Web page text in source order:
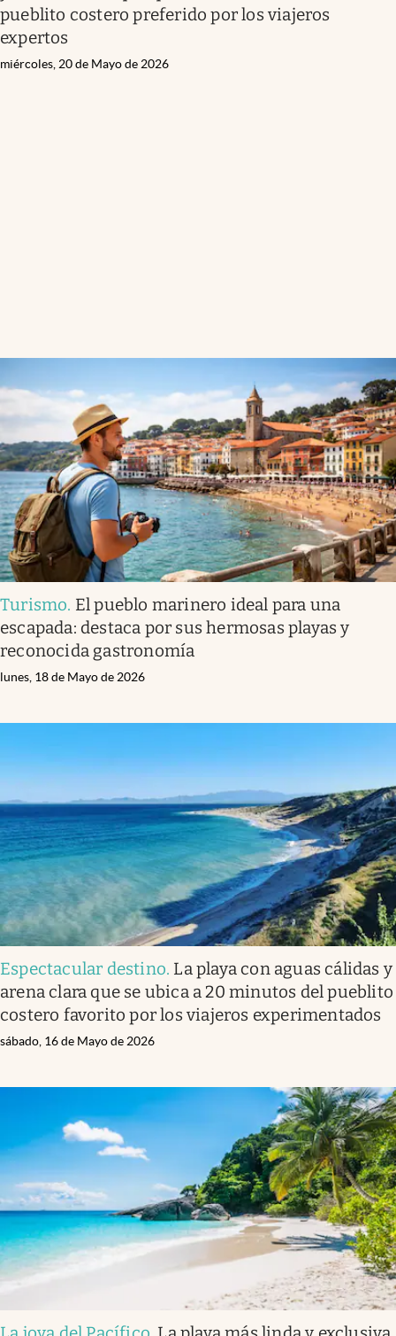
pueblito costero preferido por los viajeros
expertos
miércoles, 20 de Mayo de 2026
Turismo. El pueblo marinero ideal para una
escapada: destaca por sus hermosas playas y
reconocida gastronomía
lunes, 18 de Mayo de 2026
Espectacular destino. La playa con aguas cálidas y
arena clara que se ubica a 20 minutos del pueblito
costero favorito por los viajeros experimentados
sábado, 16 de Mayo de 2026